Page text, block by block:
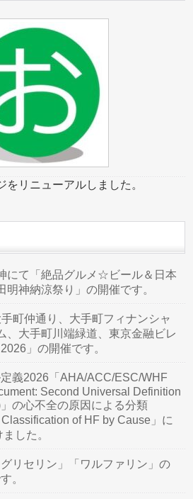
をリニューアルしました。
にて「絶品グルメ☆ビール＆日本
神納涼祭り」の開催です。
町仲通り、大手町フィナンシャ
、大手町川端緑道、東京金融ビレ
」の開催です。
義2026「AHA/ACC/ESC/WHF
Second Universal Definition
の心不全の原因による分類
Classification of HF by Cause」に
した。
リセリン」「ワルファリン」の
。